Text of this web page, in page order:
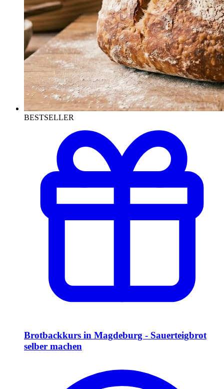
BESTSELLER
Brotbackkurs in Magdeburg - Sauerteigbrot
selber machen